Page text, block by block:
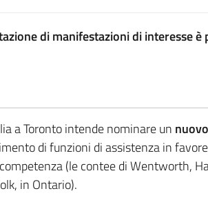
di manifestazioni di interesse
a Toronto intende nominare un
di funzioni di assistenza in
(le contee di Wentworth,
in Ontario).